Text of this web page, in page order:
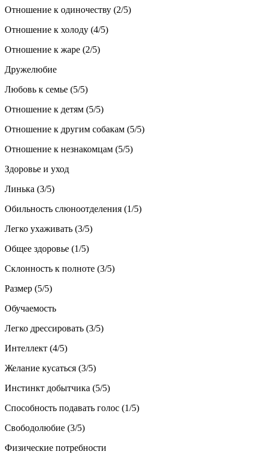
Отношение к одиночеству (2/5)
Отношение к холоду (4/5)
Отношение к жаре (2/5)
Дружелюбие
Любовь к семье (5/5)
Отношение к детям (5/5)
Отношение к другим собакам (5/5)
Отношение к незнакомцам (5/5)
Здоровье и уход
Линька (3/5)
Обильность слюноотделения (1/5)
Легко ухаживать (3/5)
Общее здоровье (1/5)
Склонность к полноте (3/5)
Размер (5/5)
Обучаемость
Легко дрессировать (3/5)
Интеллект (4/5)
Желание кусаться (3/5)
Инстинкт добытчика (5/5)
Способность подавать голос (1/5)
Свободолюбие (3/5)
Физические потребности